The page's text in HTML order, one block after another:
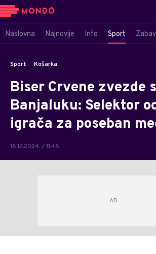
Naslovna Najnovije Info Sport
Sport Košarka
Biser Crvene zvezde
Banjaluku: Selektor
igrača za poseban
18.12.2024. / 11:48